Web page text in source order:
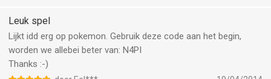
Leuk spel
Lijkt idd erg op pokemon. Gebruik deze code aan het begin,
worden we allebei beter van: N4PI
Thanks :-)